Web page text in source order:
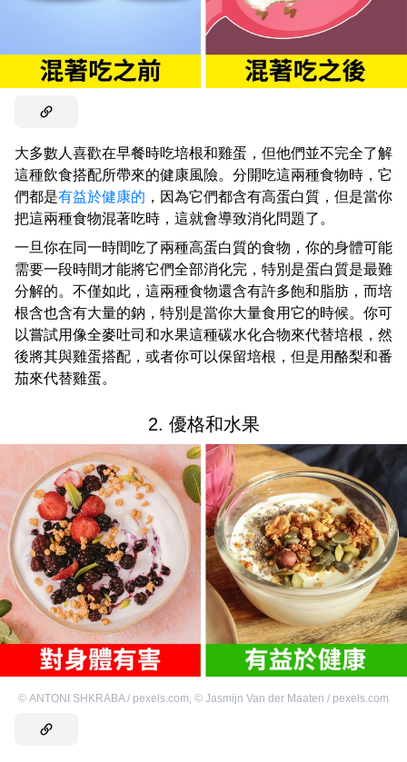
大多數人喜歡在早餐時吃培根和雞蛋，但他們並不完全了解
這種飲食搭配所帶來的健康風險。分開吃這兩種食物時，它
們都是有益於健康的 ，因為它們都含有高蛋白質，但是當你
把這兩種食物混著吃時，這就會導致消化問題了。
一旦你在同一時間吃了兩種高蛋白質的食物，你的身體可能
需要一段時間才能將它們全部消化完，特別是蛋白質是最難
分解的。不僅如此，這兩種食物還含有許多飽和脂肪，而培
根含也含有大量的鈉，特別是當你大量食用它的時候。你可
以嘗試用像全麥吐司和水果這種碳水化合物來代替培根，然
後將其與雞蛋搭配，或者你可以保留培根，但是用酪梨和番
茄來代替雞蛋。
2. 優格和水果
© ANTONI SHKRABA / pexels.com, © Jasmijn Van der Maaten / pexels.com